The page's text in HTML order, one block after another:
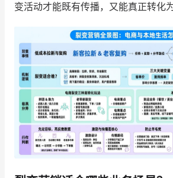
增长俱乐部
增长俱乐部 有赞商盟
商家社区 社群交流
合作共进
变活动才能既有传播，又能真正转化